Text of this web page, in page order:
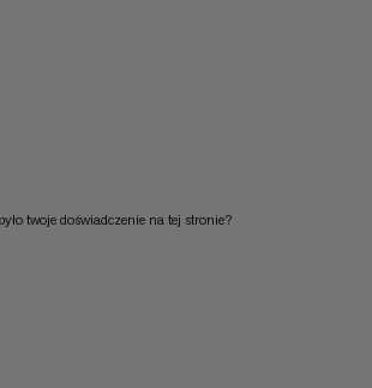
twoje doświadczenie na tej stronie?